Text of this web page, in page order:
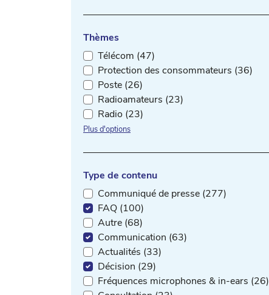
Thèmes
Télécom (47)
Protection des consommateurs (36)
Poste (26)
Radioamateurs (23)
Radio (23)
Plus d'options
Type de contenu
Communiqué de presse (277)
FAQ (100)
Autre (68)
Communication (63)
Actualités (33)
Décision (29)
Fréquences microphones & in-ears (26)